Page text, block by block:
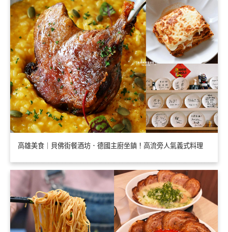
高雄美食｜貝佛街餐酒坊．德國主廚坐鎮！高流旁人氣義式料理